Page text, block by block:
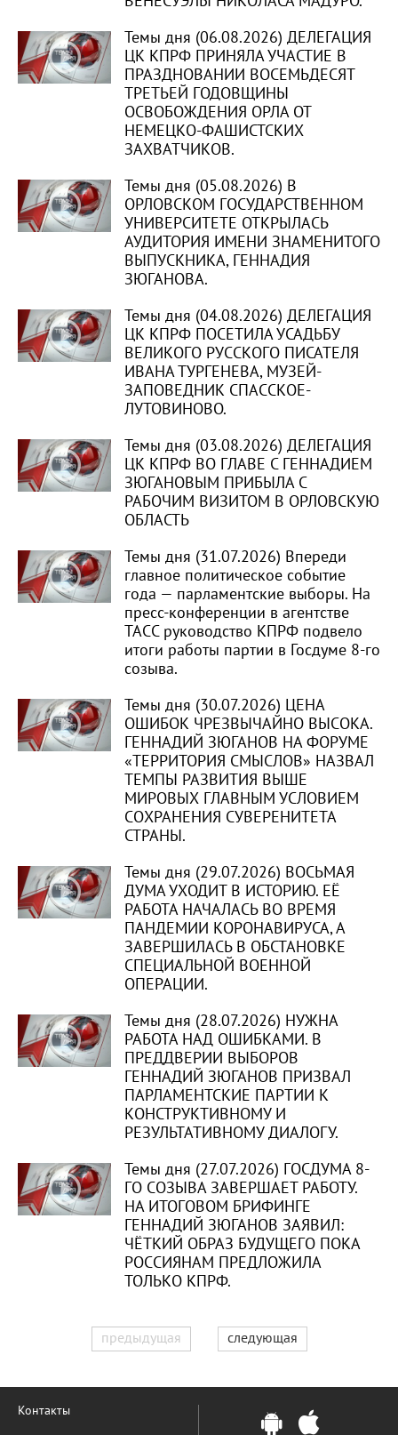
Темы дня (06.08.2026) ДЕЛЕГАЦИЯ
ЦК КПРФ ПРИНЯЛА УЧАСТИЕ В
ПРАЗДНОВАНИИ ВОСЕМЬДЕСЯТ
ТРЕТЬЕЙ ГОДОВЩИНЫ
ОСВОБОЖДЕНИЯ ОРЛА ОТ
НЕМЕЦКО-ФАШИСТСКИХ
ЗАХВАТЧИКОВ.
Темы дня (05.08.2026) В
ОРЛОВСКОМ ГОСУДАРСТВЕННОМ
УНИВЕРСИТЕТЕ ОТКРЫЛАСЬ
АУДИТОРИЯ ИМЕНИ ЗНАМЕНИТОГО
ВЫПУСКНИКА, ГЕННАДИЯ
ЗЮГАНОВА.
Темы дня (04.08.2026) ДЕЛЕГАЦИЯ
ЦК КПРФ ПОСЕТИЛА УСАДЬБУ
ВЕЛИКОГО РУССКОГО ПИСАТЕЛЯ
ИВАНА ТУРГЕНЕВА, МУЗЕЙ-
ЗАПОВЕДНИК СПАССКОЕ-
ЛУТОВИНОВО.
Темы дня (03.08.2026) ДЕЛЕГАЦИЯ
ЦК КПРФ ВО ГЛАВЕ С ГЕННАДИЕМ
ЗЮГАНОВЫМ ПРИБЫЛА С
РАБОЧИМ ВИЗИТОМ В ОРЛОВСКУЮ
ОБЛАСТЬ
Темы дня (31.07.2026) Впереди
главное политическое событие
года — парламентские выборы. На
пресс-конференции в агентстве
ТАСС руководство КПРФ подвело
итоги работы партии в Госдуме 8-го
созыва.
Темы дня (30.07.2026) ЦЕНА
ОШИБОК ЧРЕЗВЫЧАЙНО ВЫСОКА.
ГЕННАДИЙ ЗЮГАНОВ НА ФОРУМЕ
«ТЕРРИТОРИЯ СМЫСЛОВ» НАЗВАЛ
ТЕМПЫ РАЗВИТИЯ ВЫШЕ
МИРОВЫХ ГЛАВНЫМ УСЛОВИЕМ
СОХРАНЕНИЯ СУВЕРЕНИТЕТА
СТРАНЫ.
Темы дня (29.07.2026) ВОСЬМАЯ
ДУМА УХОДИТ В ИСТОРИЮ. ЕЁ
РАБОТА НАЧАЛАСЬ ВО ВРЕМЯ
ПАНДЕМИИ КОРОНАВИРУСА, А
ЗАВЕРШИЛАСЬ В ОБСТАНОВКЕ
СПЕЦИАЛЬНОЙ ВОЕННОЙ
ОПЕРАЦИИ.
Темы дня (28.07.2026) НУЖНА
РАБОТА НАД ОШИБКАМИ. В
ПРЕДДВЕРИИ ВЫБОРОВ
ГЕННАДИЙ ЗЮГАНОВ ПРИЗВАЛ
ПАРЛАМЕНТСКИЕ ПАРТИИ К
КОНСТРУКТИВНОМУ И
РЕЗУЛЬТАТИВНОМУ ДИАЛОГУ.
Темы дня (27.07.2026) ГОСДУМА 8-
ГО СОЗЫВА ЗАВЕРШАЕТ РАБОТУ.
НА ИТОГОВОМ БРИФИНГЕ
ГЕННАДИЙ ЗЮГАНОВ ЗАЯВИЛ:
ЧЁТКИЙ ОБРАЗ БУДУЩЕГО ПОКА
РОССИЯНАМ ПРЕДЛОЖИЛА
ТОЛЬКО КПРФ.
предыдущая следующая
Контакты